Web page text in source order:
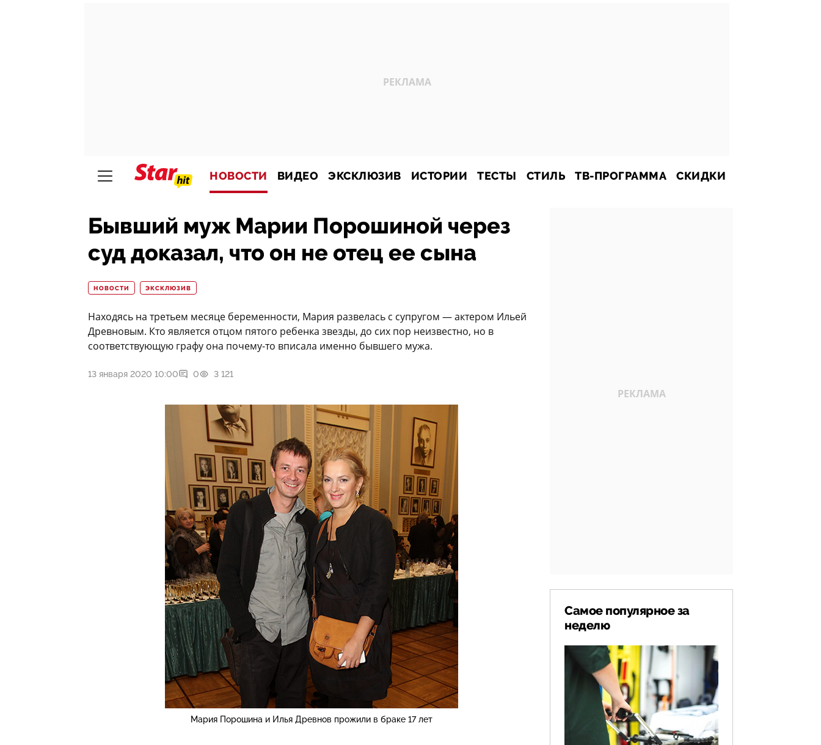
НОВОСТИ ВИДЕО ЭКСКЛЮЗИВ ИСТОРИИ ТЕСТЫ СТИЛЬ ТВ-ПРОГРАММА СКИДКИ
Бывший муж Марии Порошиной через
суд доказал, что он не отец ее сына
НОВОСТИ ЭКСКЛЮЗИВ
Находясь на третьем месяце беременности, Мария развелась с супругом — актером Ильей
Древновым. Кто является отцом пятого ребенка звезды, до сих пор неизвестно, но в
соответствующую графу она почему-то вписала именно бывшего мужа.
13 января 2020 10:00 0 3 121
Мария Порошина и Илья Древнов прожили в браке 17 лет
Самое популярное за
неделю